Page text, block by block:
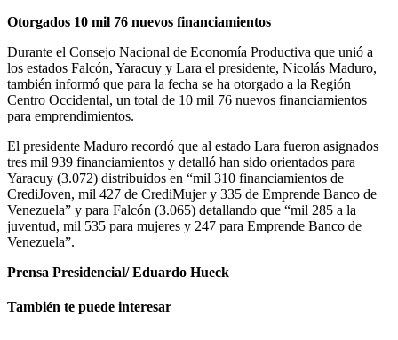
Otorgados 10 mil 76 nuevos financiamientos
Durante el Consejo Nacional de Economía Productiva que unió a
los estados Falcón, Yaracuy y Lara el presidente, Nicolás Maduro,
también informó que para la fecha se ha otorgado a la Región
Centro Occidental, un total de 10 mil 76 nuevos financiamientos
para emprendimientos.
El presidente Maduro recordó que al estado Lara fueron asignados
tres mil 939 financiamientos y detalló han sido orientados para
Yaracuy (3.072) distribuidos en “mil 310 financiamientos de
CrediJoven, mil 427 de CrediMujer y 335 de Emprende Banco de
Venezuela” y para Falcón (3.065) detallando que “mil 285 a la
juventud, mil 535 para mujeres y 247 para Emprende Banco de
Venezuela”.
Prensa Presidencial/ Eduardo Hueck
También te puede interesar